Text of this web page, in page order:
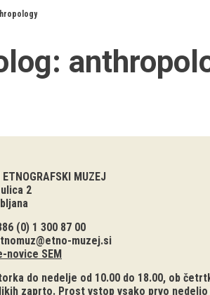
ETNOGRAFSKI MUZEJ
2
(0) 1 300 87 00
muzej.si
novice SEM
do nedelje od 10.00 do 18.00, ob
zaprto. Prost vstop vsako prvo